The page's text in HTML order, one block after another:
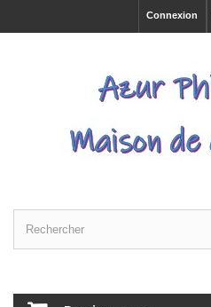
Connexion